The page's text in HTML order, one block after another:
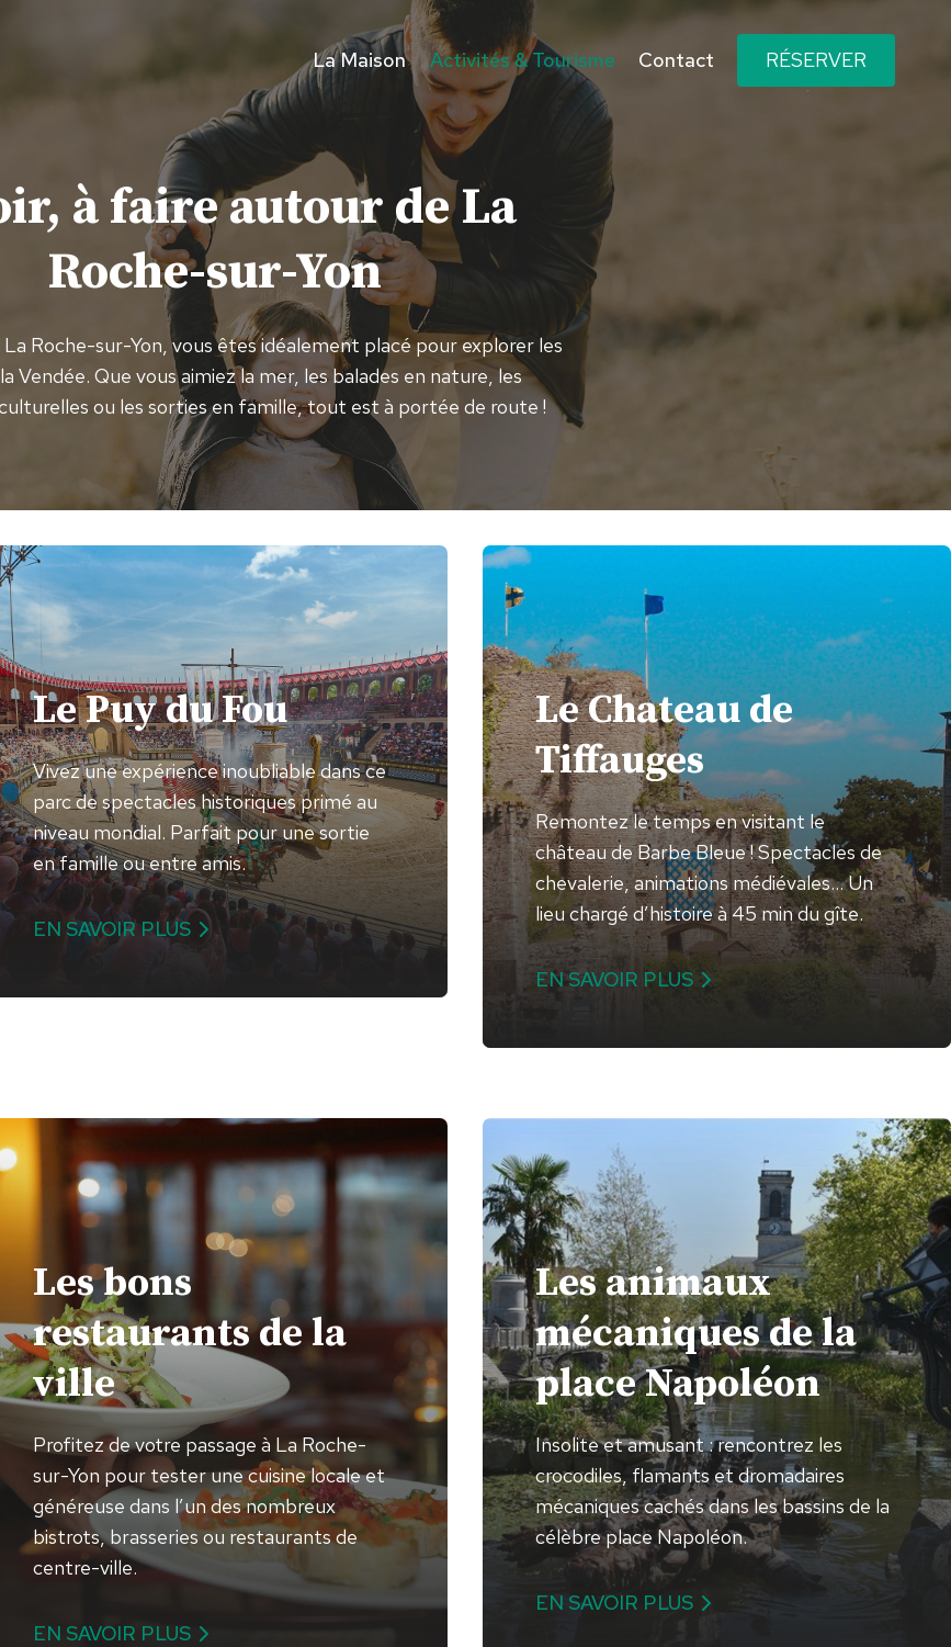
La Maison Activités & Tourisme Contact RÉSERVER
à faire autour de La
Roche-sur-Yon
Roche-sur-Yon, vous êtes idéalement placé pour explorer les
Vendée. Que vous aimiez la mer, les balades en nature, les
ou les sorties en famille, tout est à portée de route !
Le Puy du Fou
Vivez une expérience inoubliable dans ce
parc de spectacles historiques primé au
niveau mondial. Parfait pour une sortie
en famille ou entre amis.
EN SAVOIR PLUS
Le Chateau de
Tiffauges
Remontez le temps en visitant le
château de Barbe Bleue ! Spectacles de
chevalerie, animations médiévales… Un
lieu chargé d’histoire à 45 min du gîte.
EN SAVOIR PLUS
Les bons
restaurants de la
ville
Profitez de votre passage à La Roche-
sur-Yon pour tester une cuisine locale et
généreuse dans l’un des nombreux
bistrots, brasseries ou restaurants de
centre-ville.
EN SAVOIR PLUS
Les animaux
mécaniques de la
place Napoléon
Insolite et amusant : rencontrez les
crocodiles, flamants et dromadaires
mécaniques cachés dans les bassins de la
célèbre place Napoléon.
EN SAVOIR PLUS